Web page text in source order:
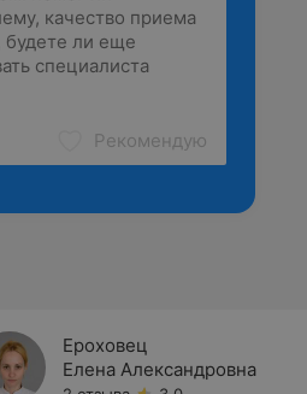
Рекомендую
Ероховец
Елена Александровна